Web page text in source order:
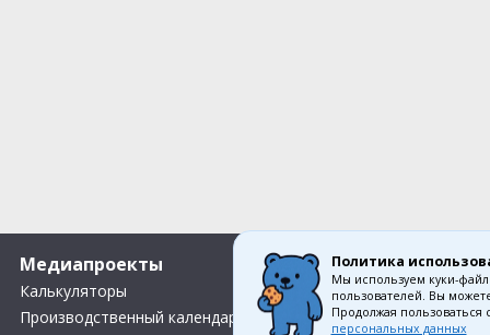
Медиапроекты
Калькуляторы
Производственный календарь
О компании
Вакансии
О нас
Политика
Мы используем куки-
пользователей. Вы
Продолжая
персональных данных